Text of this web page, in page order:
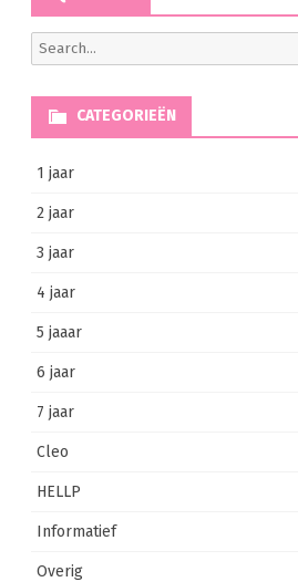
Search
for:
CATEGORIEËN
1 jaar
2 jaar
3 jaar
4 jaar
5 jaaar
6 jaar
7 jaar
Cleo
HELLP
Informatief
Overig